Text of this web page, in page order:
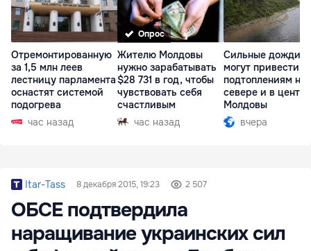
Отремонтированную
за 1,5 млн леев
лестницу парламента
оснастят системой
подогрева
час назад
Опрос
Жителю Молдовы
нужно зарабатывать
$28 731 в год, чтобы
чувствовать себя
счастливым
час назад
Сильные дожди
могут привести к
подтоплениям на
севере и в центре
Молдовы
вчера
Itar-Tass 8 декабря 2015, 19:23 2 507
ОБСЕ подтвердила
наращивание украинских сил